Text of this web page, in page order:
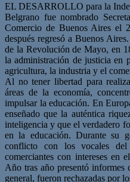
EL DESARROLLO para la
Belgrano fue nombrado
Comercio de Buenos Aires el
después regresó a Buenos
de la Revolución de Mayo, en
la administración de justicia en
agricultura, la industria y el
Al no tener libertad para
áreas de la economía,
impulsar la educación. En
enseñado que la auténtica
inteligencia y que el verdadero
en la educación. Durante su
conflicto con los vocales del
comerciantes con intereses en
Año tras año presentó informes
general, fueron rechazadas por